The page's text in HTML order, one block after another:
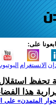
على:
الانستغرام
تحفظ
هذا
المتمدن» على